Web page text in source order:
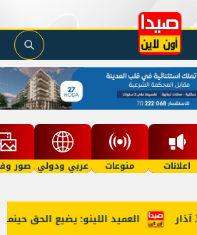
اعلانات منوعات عربي ودولي صور
العميد اللينو: يضيع الحق حينما